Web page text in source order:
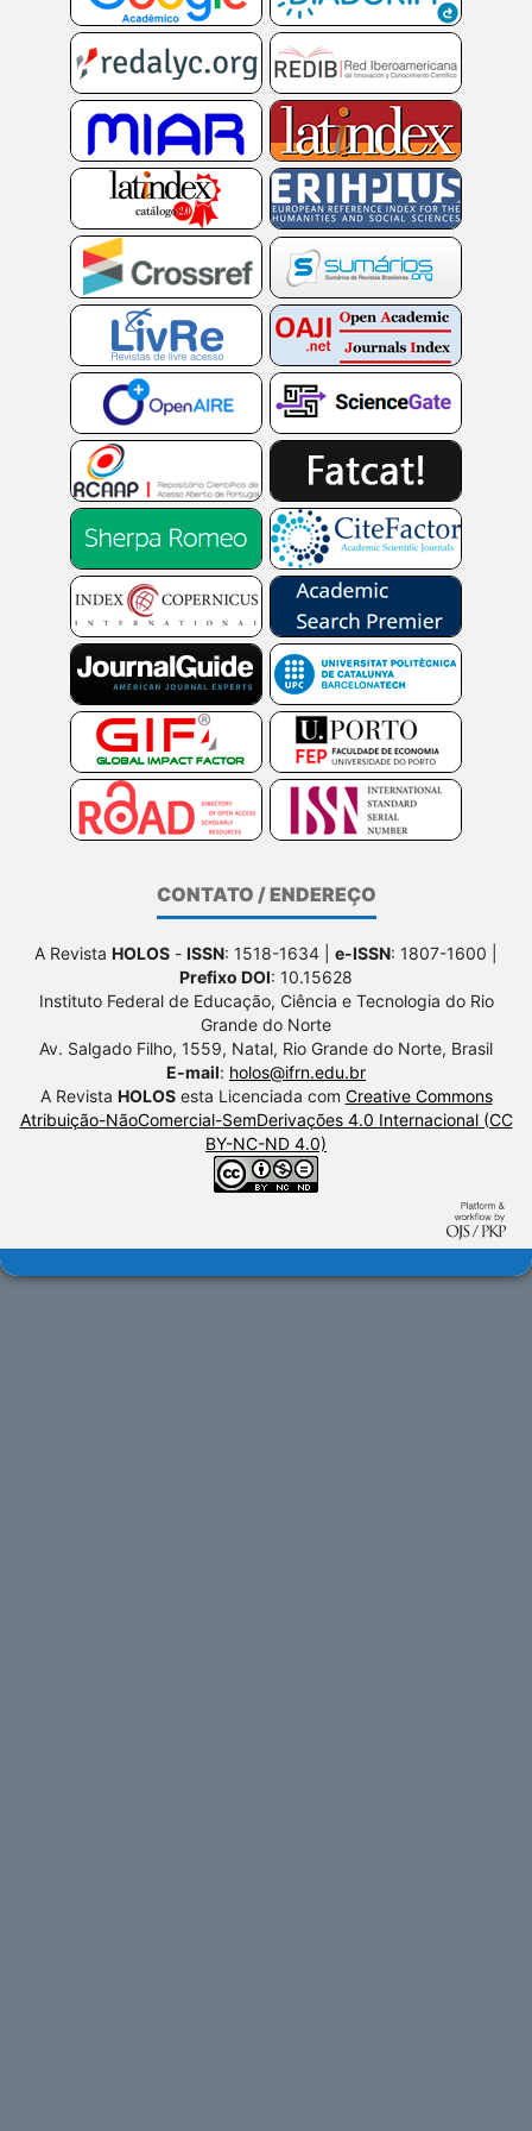
CONTATO / ENDEREÇO
A Revista HOLOS - ISSN: 1518-1634 | e-ISSN: 1807-1600 |
Prefixo DOI: 10.15628
Instituto Federal de Educação, Ciência e Tecnologia do Rio
Grande do Norte
Av. Salgado Filho, 1559, Natal, Rio Grande do Norte, Brasil
E-mail: holos@ifrn.edu.br
A Revista HOLOSesta Licenciada com Creative Commons
Atribuição-NãoComercial-SemDerivações 4.0 Internacional (CC
BY-NC-ND 4.0)